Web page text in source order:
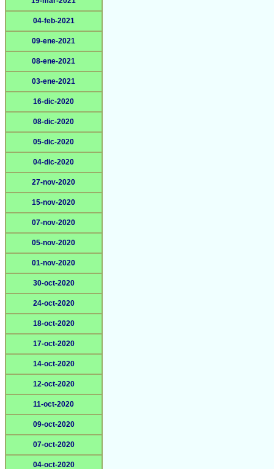
04-feb-2021
09-ene-2021
08-ene-2021
03-ene-2021
16-dic-2020
08-dic-2020
05-dic-2020
04-dic-2020
27-nov-2020
15-nov-2020
07-nov-2020
05-nov-2020
01-nov-2020
30-oct-2020
24-oct-2020
18-oct-2020
17-oct-2020
14-oct-2020
12-oct-2020
11-oct-2020
09-oct-2020
07-oct-2020
04-oct-2020